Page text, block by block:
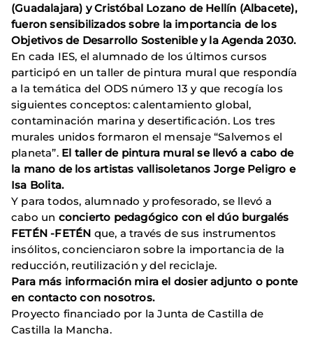
(Guadalajara) y Cristóbal Lozano de Hellín (Albacete),
fueron sensibilizados sobre la importancia de los
Objetivos de Desarrollo Sostenible y la Agenda 2030.
En cada IES, el alumnado de los últimos cursos
participó en un taller de pintura mural que respondía
a la temática del ODS número 13 y que recogía los
siguientes conceptos: calentamiento global,
contaminación marina y desertificación. Los tres
murales unidos formaron el mensaje “Salvemos el
planeta”. El taller de pintura mural se llevó a cabo de
la mano de los artistas vallisoletanos Jorge Peligro e
Isa Bolita.
Y para todos, alumnado y profesorado, se llevó a
cabo un concierto pedagógico con el dúo burgalés
FETÉN -FETÉN que, a través de sus instrumentos
insólitos, concienciaron sobre la importancia de la
reducción, reutilización y del reciclaje.
Para más información mira el dosier adjunto o ponte
en contacto con nosotros.
Proyecto financiado por la Junta de Castilla de
Castilla la Mancha.